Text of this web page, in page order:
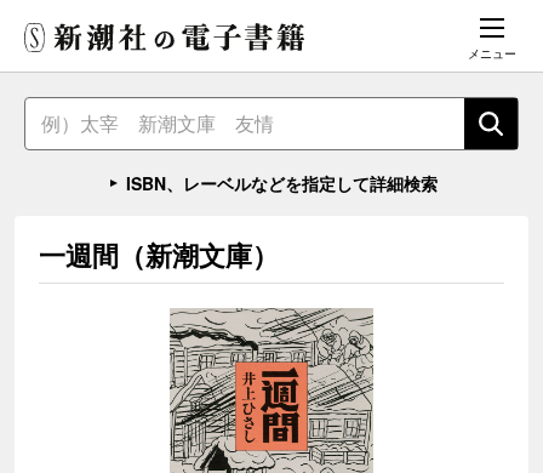
メニュー
ISBN、レーベルなどを指定して詳細検索
一週間（新潮文庫）